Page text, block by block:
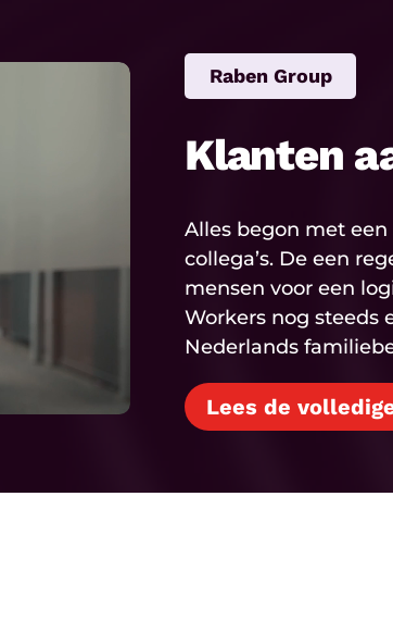
Raben Group
Klanten
Alles begon met
collega’s. De een
mensen voor een
Workers nog steeds
Nederlands
Lees de